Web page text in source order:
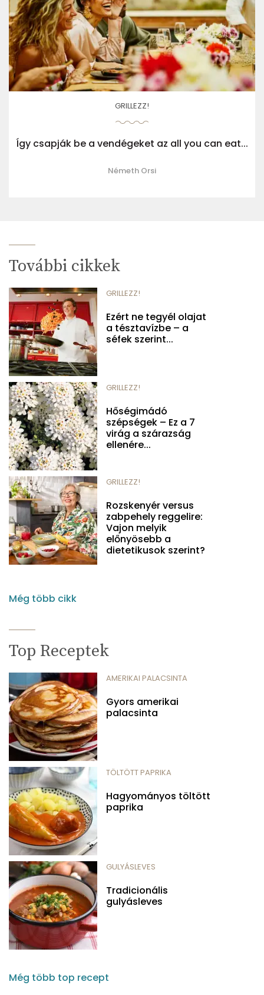
GRILLEZZ!
Így csapják be a vendégeket az all you can eat...
Németh Orsi
További cikkek
GRILLEZZ!
Ezért ne tegyél olajat
a tésztavízbe – a
séfek szerint...
GRILLEZZ!
Hőségimádó
szépségek – Ez a 7
virág a szárazság
ellenére...
GRILLEZZ!
Rozskenyér versus
zabpehely reggelire:
Vajon melyik
előnyösebb a
dietetikusok szerint?
Még több cikk
Top Receptek
AMERIKAI PALACSINTA
Gyors amerikai
palacsinta
TÖLTÖTT PAPRIKA
Hagyományos töltött
paprika
GULYÁSLEVES
Tradicionális
gulyásleves
Még több top recept